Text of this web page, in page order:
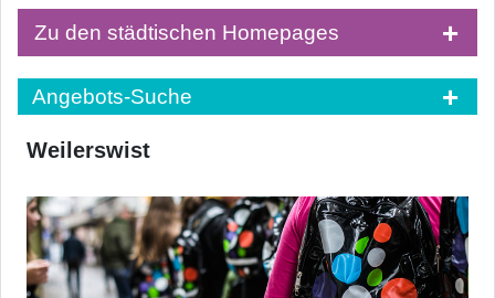
Zu den städtischen Homepages
Angebots-Suche
Weilerswist